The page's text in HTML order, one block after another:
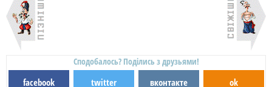
Сподобалось? Поділись з друзьями!
facebook twitter вконтакте ok